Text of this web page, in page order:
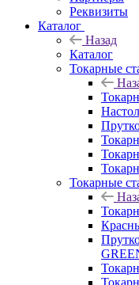
Реквизиты
Каталог
Назад
Каталог
Токарные
Токарные